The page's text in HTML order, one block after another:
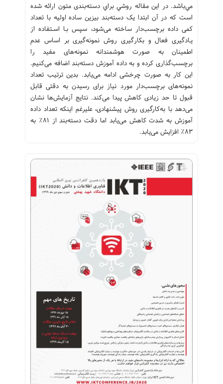
ﻣﻲباشد. ﺩﺭ ﺍﻳﻦ مقاله ﺭﻭﺷﻲ ﺑﺮﺍﻱ ﺩﺳﺘﻪ‌ﺑﻨﺪﯼ ﻣﺘﻮﻥ ارائه ﺷﺪﻩ
ﺍﺳﺖ ﮐﻪ ﺩﺭ ﺁﻥ ﺍﺑﺘﺪﺍ ﻳﮏ ﺩﺳﺘﻪ‌ﺑﻨﺪ ﺑﻴﺰﻳﻦ ﺳﺎﺩﻩ ﺍﻭﻟﻴﻪ ﺑﺎ ﺗﻌﺪﺍﺩ
ﮐﻤﯽ داده ﺑﺮﭼﺴﺐ‌ﺩﺍﺭ ﺳﺎﺧﺘﻪ ﻣﯽﺷﻮﺩ، ﺳﭙﺲ ﺑـﺎ ﺍﺳـﺘﻔﺎﺩﻩ ﺍﺯ
ﻳـﺎﺩﮔﻴﺮﯼ ﻓﻌﺎﻝ ﻭ ﺑﮑﺎﺭﮔﻴﺮﯼ ﺭﻭﺵ ﻧﻤﻮﻧﻪﮔﻴﺮﯼ ﺑﺮ ﺍﺳﺎﺱ ﻋﺪﻡ
ﺍﻃﻤﻴﻨﺎﻥ ﺑﻪ ﺻﻮﺭﺕ هوشمندانه ﻧﻤﻮﻧﻪﻫﺎﯼ ﻣﻔﻴﺪ ﺭﺍ
ﺑﺮﭼﺴﺐﮔﺬﺍﺭﯼ کرده و به داده آموزش دسته‌بند اضافه می‌کنیم.
این کار به صورت چرخشی ادامه می‌یابد. ﺑﺪﻳﻦ ﺗﺮﺗﻴﺐ ﺗﻌﺪﺍﺩ
ﻧﻤﻮﻧﻪهای ﺑﺮﭼﺴﺐ‌ﺩﺍﺭ ﻣﻮﺭﺩ ﻧﻴﺎﺯ برای رسیدن به دقتی قابل
قبول تا حد ﺯﻳﺎﺩﯼ ﮐﺎﻫﺶ ﭘﻴﺪﺍ می‌کند. نتایج آزمایش‌ها نشان
می‌دهد با به‌کارگیری روش پیشنهادی، علیرغم اینکه تعداد داده
آموزش به شدت کاهش می‌یابد اما دقت دسته‌بند از ۸۱٪ به
۸۳٪ افزایش می‌یابد.